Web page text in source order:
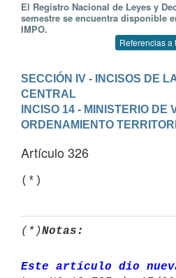
El Registro Nacional de Leyes y
semestre se encuentra disponible
IMPO.
Referencias a
SECCIÓN IV - INCISOS DE
CENTRAL
INCISO 14 - MINISTERIO DE
ORDENAMIENTO
Artículo 326
(*)
(*)Notas:
Este artículo dio